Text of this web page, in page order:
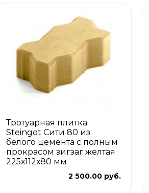
Тротуарная плитка
Steingot Сити 80 из
белого цемента с полным
прокрасом зигзаг желтая
225х112х80 мм
2 500.00 руб.